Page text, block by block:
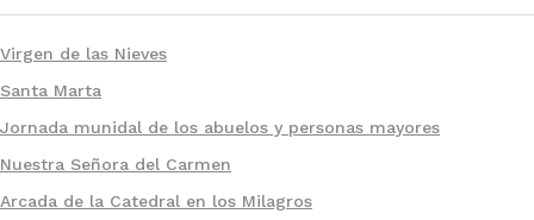
Virgen de las Nieves
Santa Marta
Jornada munidal de los abuelos y personas mayores
Nuestra Señora del Carmen
Arcada de la Catedral en los Milagros